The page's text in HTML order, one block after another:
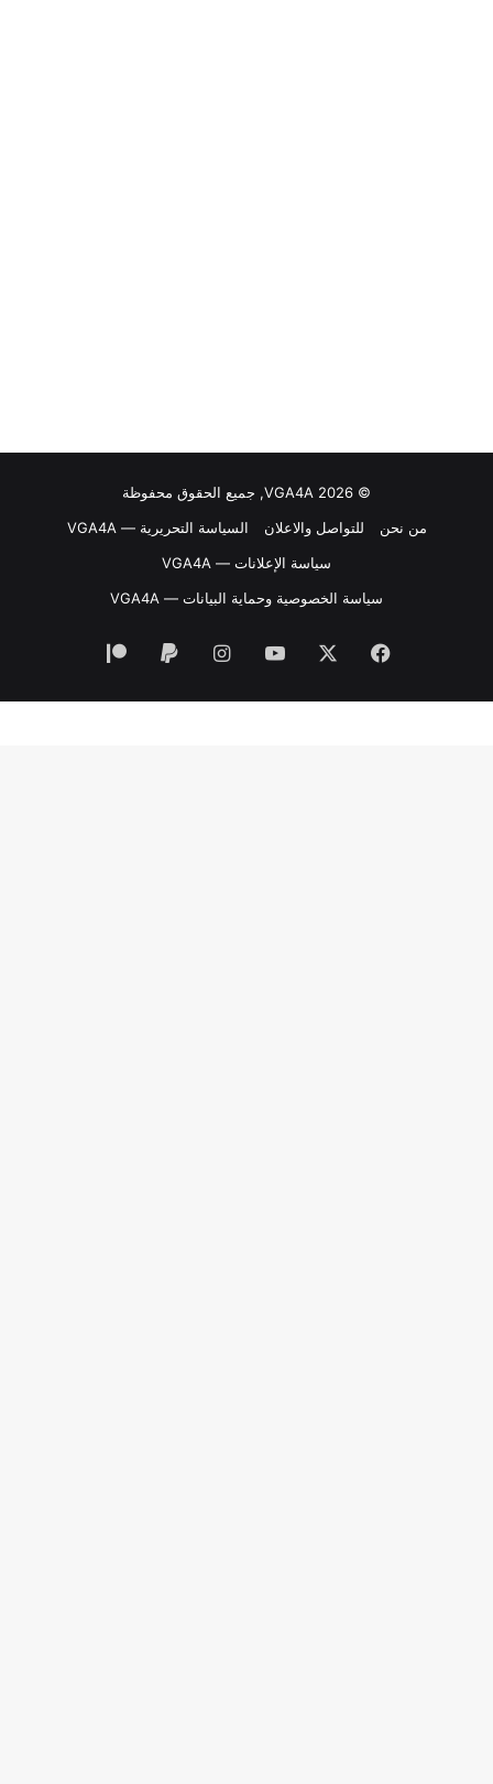
© VGA4A 2026, جميع الحقوق محفوظة
من نحن
للتواصل والاعلان
السياسة التحريرية — VGA4A
سياسة الإعلانات — VGA4A
سياسة الخصوصية وحماية البيانات — VGA4A
فيسبوك ‫YouTubeانستقرام
‏Paypal
‫Patreon